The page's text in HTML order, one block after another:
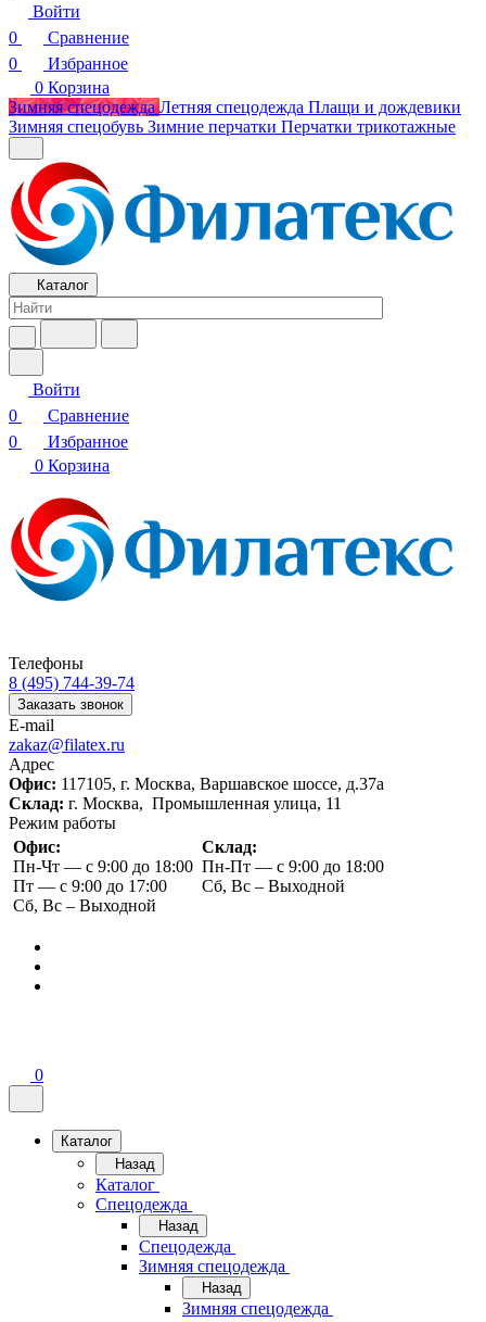
Войти
0
Сравнение
0
Избранное
0 Корзина
Зимняя спецодежда Летняя спецодежда Плащи и дождевики
Зимняя спецобувь Зимние перчатки Перчатки трикотажные
Каталог
Войти
0
Сравнение
0
Избранное
0 Корзина
Телефоны
8 (495) 744-39-74
Заказать звонок
E-mail
zakaz@filatex.ru
Адрес
Офис: 117105, г. Москва, Варшавское шоссе, д.37а
Склад: г. Москва, Промышленная улица, 11
Режим работы
Офис:
Пн-Чт — с 9:00 до 18:00
Пт — с 9:00 до 17:00
Сб, Вс – Выходной
Склад:
Пн-Пт — с 9:00 до 18:00
Сб, Вс – Выходной
0
Каталог
Назад
Каталог
Спецодежда
Назад
Спецодежда
Зимняя спецодежда
Назад
Зимняя спецодежда